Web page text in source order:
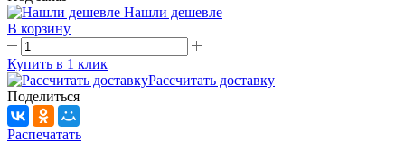
Нашли дешевле
В корзину
Купить в 1 клик
Рассчитать доставку
Поделиться
Распечатать